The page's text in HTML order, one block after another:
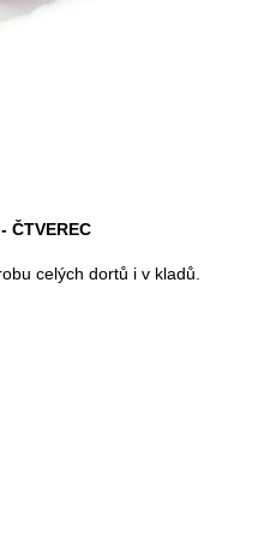
ČTVEREC
celých dortů i v kladů.